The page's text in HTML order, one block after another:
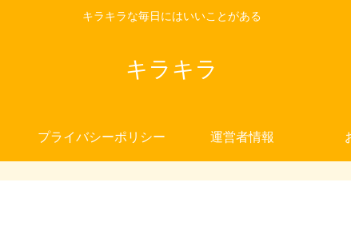
キラキラな毎日にはいいことがある
キラキラ
プライバシーポリシー 運営者情報